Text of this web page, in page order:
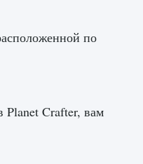
по
Planet Crafter, вам